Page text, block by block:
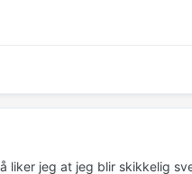
liker jeg at jeg blir skikkelig